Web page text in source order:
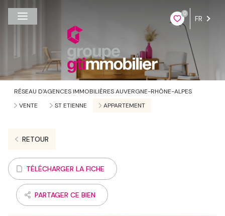
0
FR
RÉSEAU D'AGENCES IMMOBILIÈRES AUVERGNE-RHÔNE-ALPES
VENTE
ST ETIENNE APPARTEMENT
RETOUR
TÉLÉCHARGER LA FICHE
PARTAGER CE BIEN